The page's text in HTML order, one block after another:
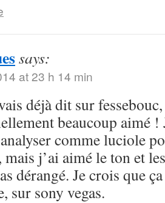
says:
at 23 h 14 min
déjà dit sur
beaucoup aimé !
comme luciole
mais j’ai aimé le ton et
dérangé. Je crois que
sur sony vegas.